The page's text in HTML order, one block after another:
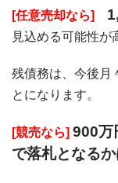
[任意売却なら]
見込める可能性が
残債務は、今後月
とになります。
[競売なら] 900万
で落札となる